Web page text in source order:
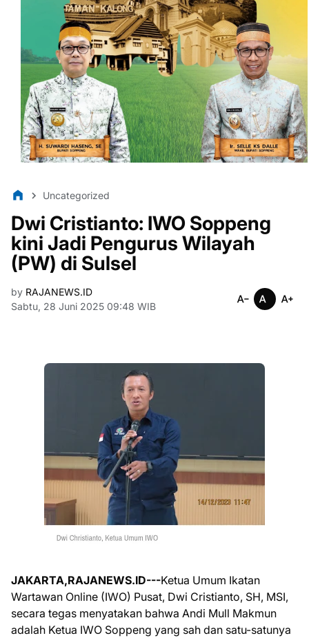
Uncategorized
Dwi Cristianto: IWO Soppeng
kini Jadi Pengurus Wilayah
(PW) di Sulsel
by RAJANEWS.ID
Sabtu, 28 Juni 2025 09:48 WIB
JAKARTA,RAJANEWS.ID---Ketua Umum Ikatan
Wartawan Online (IWO) Pusat, Dwi Cristianto, SH, MSI,
secara tegas menyatakan bahwa Andi Mull Makmun
adalah Ketua IWO Soppeng yang sah dan satu-satunya